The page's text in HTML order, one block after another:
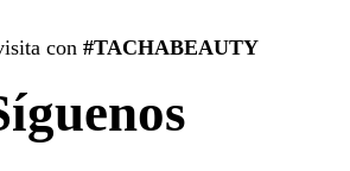
con #TACHABEAUTY